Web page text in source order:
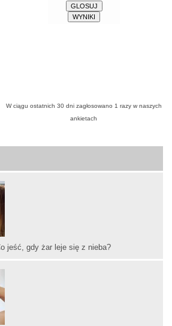
jeść, gdy żar leje się z nieba?
W ciągu ostatnich 30 dni zagłosowano 1 razy w naszych
ankietach